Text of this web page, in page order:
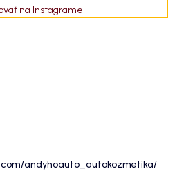
na Instagrame
andyhoauto_autokozmetika/